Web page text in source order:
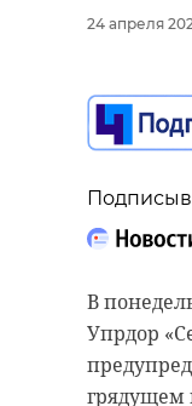
24 апреля
В
Упрдор
грядущем
24 апреля
С 17 по
Больше